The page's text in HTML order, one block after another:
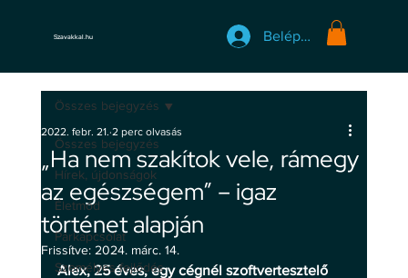
Szavakkal.hu Belépés
Összes bejegyzés
Hírek, újdonságok
Életmód
Párkapcsolat
Személyes fejlődés
Összes bejegyzés
„Ha nem szakítok vele, rámegy
az egészségem” – igaz
történet alapján
2022. febr. 21. 2 perc olvasás
Frissítve: 2024. márc. 14.
Alex, 25 éves, egy cégnél szoftvertesztelő